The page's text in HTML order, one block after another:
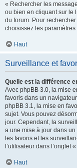
« Rechercher les
ou bien en cliquant sur le
du forum. Pour
choisissez les
Haut
Surveillance et
Quelle est la différence
Avec phpBB 3.0, la mise
favoris dans un
phpBB 3.1, la mise en
sujet. Vous pouvez
jour. Cependant, la
a une mise à jour dans
les favoris et les
l’utilisateur dans l’onglet
Haut